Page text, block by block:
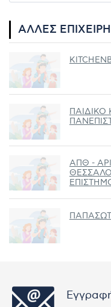
ΆΛΛΕΣ
ΠΑΙΔΙΚΟ
ΑΠΘ -